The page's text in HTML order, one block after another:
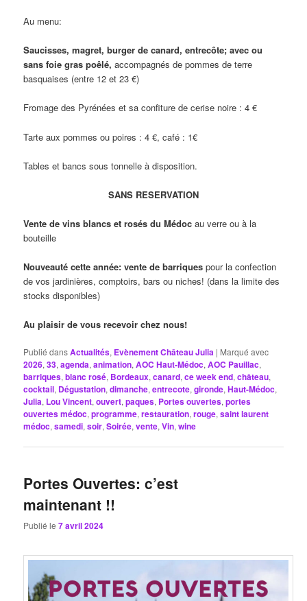
Au menu:
Saucisses, magret, burger de canard, entrecôte; avec ou
sans foie gras poêlé, accompagnés de pommes de terre
basquaises (entre 12 et 23 €)
Fromage des Pyrénées et sa confiture de cerise noire : 4 €
Tarte aux pommes ou poires : 4 €, café : 1€
Tables et bancs sous tonnelle à disposition.
SANS RESERVATION
Vente de vins blancs et rosés du Médocau verre ou à la
bouteille
Nouveauté cette année: vente de barriques pour la confection
de vos jardinières, comptoirs, bars ou niches! (dans la limite des
stocks disponibles)
Au plaisir de vous recevoir chez nous!
Publié dansActualités, Evènement Château Julia | Marqué avec
2026,33,agenda,animation,AOC Haut-Médoc,AOC Pauillac,
barriques,blanc rosé, Bordeaux,canard,ce week end,château,
cocktail, Dégustation,dimanche,entrecote,gironde,Haut-Médoc,
Julia, Lou Vincent,ouvert,paques, Portes ouvertes,portes
ouvertes médoc,programme,restauration,rouge,saint laurent
médoc,samedi,soir,Soirée,vente,Vin,wine
Portes Ouvertes: c’est
maintenant !!
Publié le7 avril 2024